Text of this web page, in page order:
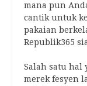
mana pun
cantik untuk
pakaian
Republik365
Salah satu hal
merek fesyen